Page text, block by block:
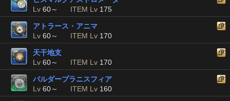
Lv 60～ ITEM Lv 175
アトラース・アニマ
Lv 60～ ITEM Lv 170
天干地支
Lv 60～ ITEM Lv 170
バルダープラニスフィア
Lv 60～ ITEM Lv 160